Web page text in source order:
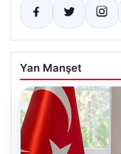
Yan Manşet